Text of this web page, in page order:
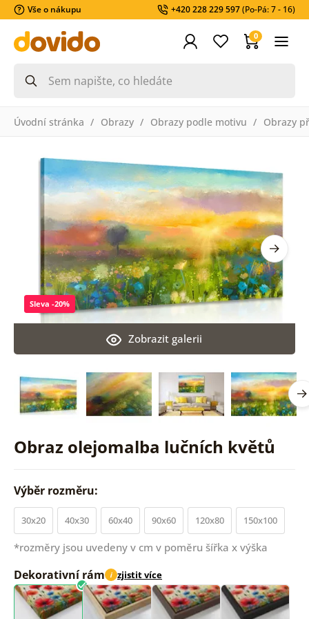
Vše o nákupu +420 228 229 597(Po-Pá: 7 - 16)
0
Úvodní stránka Obrazy Obrazy podle motivu Obrazy
Obraz olejomalba lučních květů
Zobrazit galerii
Sleva -20%
Výběr rozměru:
30x20 40x30 60x40 90x60 120x80 150x100
*rozměry jsou uvedeny v cm v poměru šířka x výška
Dekorativní rám i zjistit více